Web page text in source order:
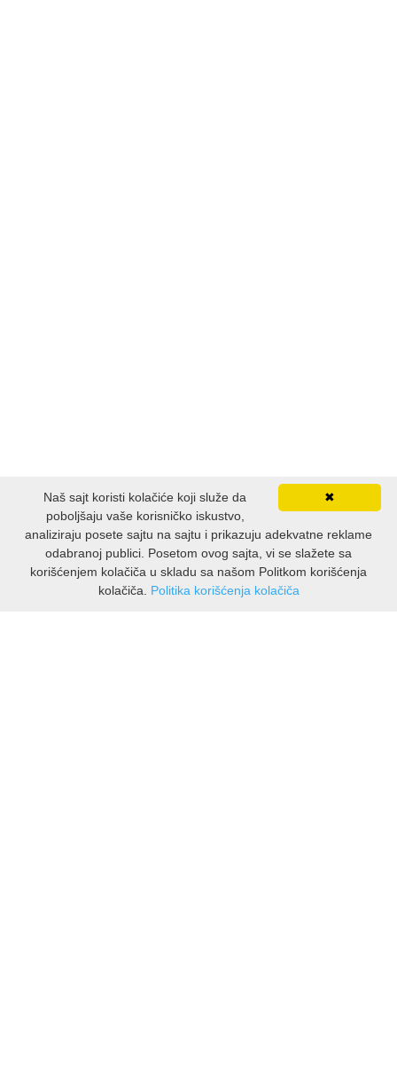
✖
Naš sajt koristi kolačiće koji služe da
poboljšaju vaše korisničko iskustvo,
analiziraju posete sajtu na sajtu i prikazuju adekvatne reklame
odabranoj publici. Posetom ovog sajta, vi se slažete sa
korišćenjem kolačiča u skladu sa našom Politkom korišćenja
kolačiča. Politika korišćenja kolačiča